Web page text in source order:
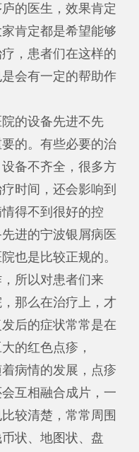
的医生，效果肯定
肯定都是希望能够
，患者们在这样的
会有一定的帮助作
的设备先进不先
的。有些必要的治
备不齐全，很多方
时间，还会影响到
得不到很好的控
进的宁波银屑病医
也是比较正规的。
所以对患者们来
那么在治疗上，才
后的症状常常是在
的红色点疹，
病情的发展，点疹
互相融合成片，一
较清楚，常常周围
状、地图状、盘